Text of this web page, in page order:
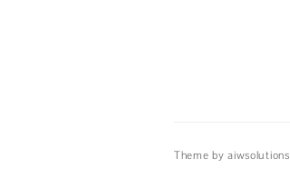
Theme by aiwsolutions